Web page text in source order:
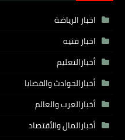
اخبار الرياضة
اخبار فنيه
أخبارالتعليم
أخبارالحوادث والقضايا
أخبارالعرب والعالم
أخبارالمال والأقتصاد